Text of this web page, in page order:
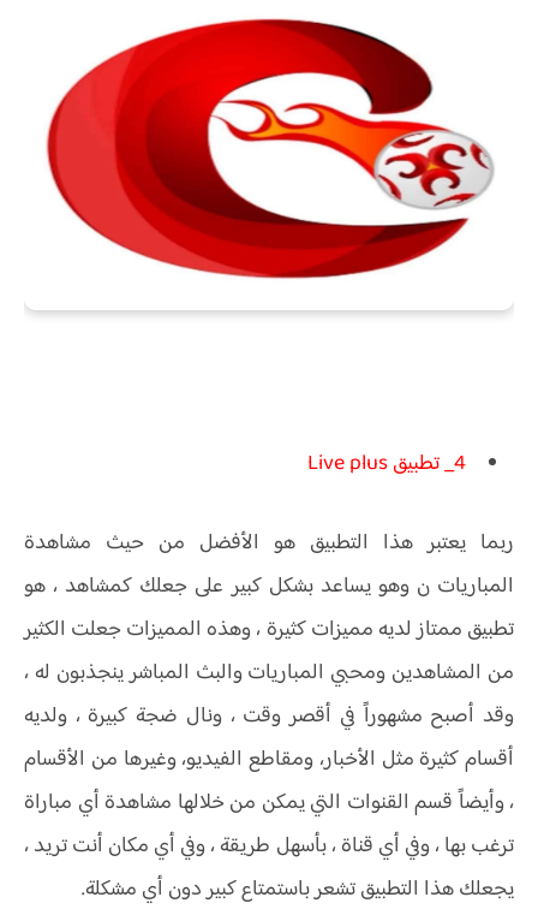
4_ تطبيق Live plus
ربما يعتبر هذا التطبيق هو الأفضل من حيث مشاهدة
المباريات ن وهو يساعد بشكل كبير على جعلك كمشاهد ، هو
تطبيق ممتاز لديه مميزات كثيرة ، وهذه المميزات جعلت الكثير
من المشاهدين ومحبي المباريات والبث المباشر ينجذبون له ،
وقد أصبح مشهوراً في أقصر وقت ، ونال ضجة كبيرة ، ولديه
أقسام كثيرة مثل الأخبار، ومقاطع الفيديو، وغيرها من الأقسام
، وأيضاً قسم القنوات التي يمكن من خلالها مشاهدة أي مباراة
ترغب بها ، وفي أي قناة ، بأسهل طريقة ، وفي أي مكان أنت تريد ،
يجعلك هذا التطبيق تشعر باستمتاع كبير دون أي مشكلة.